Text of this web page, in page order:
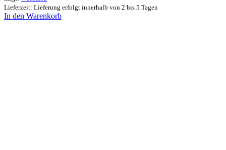
Lieferzeit: Lieferung erfolgt innerhalb von 2 bis 5 Tagen
In den Warenkorb